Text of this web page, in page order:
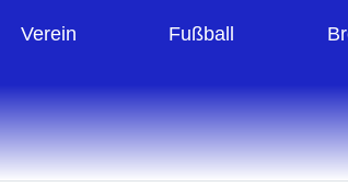
Verein Fußball